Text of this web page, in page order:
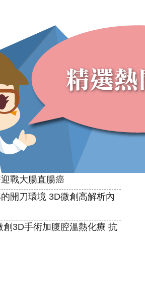
戰大腸直腸癌
開刀環境 3D微創高解析內
創3D手術加腹腔溫熱化療 抗